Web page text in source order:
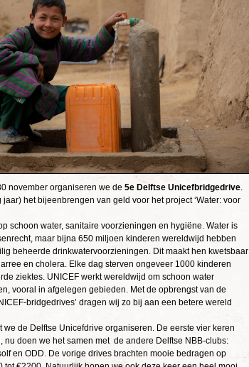
november organiseren we de 5e Delftse Unicefbridgedrive
jaar) het bijeenbrengen van geld voor het project ‘Water: voor
schoon water, sanitaire voorzieningen en hygiëne. Water is
maar bijna 650 miljoen kinderen wereldwijd hebben
beheerde drinkwatervoorzieningen. Dit maakt hen kwetsbaar
en cholera. Elke dag sterven ongeveer 1000 kinderen
ziektes. UNICEF werkt wereldwijd om schoon water
vooral in afgelegen gebieden. Met de opbrengst van de
bridgedrives’ dragen wij zo bij aan een betere wereld
we de Delftse Unicefdrive organiseren. De eerste vier keren
nu doen we het samen met de andere Delftse NBB-clubs:
en ODD. De vorige drives brachten mooie bedragen op